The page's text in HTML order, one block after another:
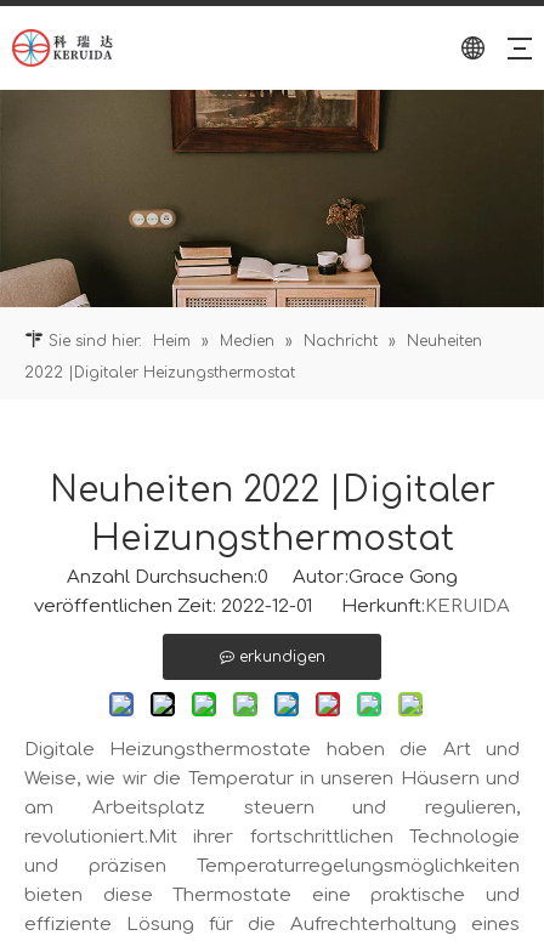
Sie sind hier: Heim » Medien » Nachricht »
Neuheiten
2022 |Digitaler Heizungsthermostat
Neuheiten 2022 |Digitaler
Heizungsthermostat
Anzahl Durchsuchen:0 Autor:Grace Gong
veröffentlichen Zeit: 2022-12-01 Herkunft: KERUIDA
erkundigen
Digitale Heizungsthermostate haben die Art und
Weise, wie wir die Temperatur in unseren Häusern und
am Arbeitsplatz steuern und regulieren,
revolutioniert.Mit ihrer fortschrittlichen Technologie
und präzisen Temperaturregelungsmöglichkeiten
bieten diese Thermostate eine praktische und
effiziente Lösung für die Aufrechterhaltung eines